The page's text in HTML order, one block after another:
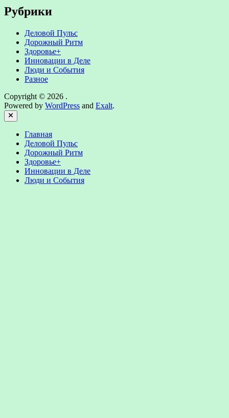
Рубрики
Деловой Пульс
Дорожный Ритм
Здоровье+
Инновации в Деле
Люди и События
Разное
Copyright © 2026 .
Powered by WordPress and Exalt.
Close
Главная
Деловой Пульс
Дорожный Ритм
Здоровье+
Инновации в Деле
Люди и События